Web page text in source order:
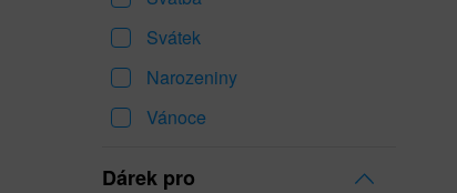
Svátek
Narozeniny
Vánoce
Dárek pro